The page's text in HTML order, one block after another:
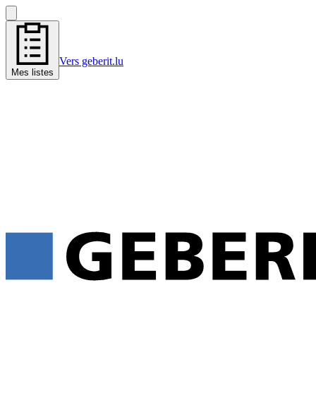
Mes listes
Vers geberit.lu